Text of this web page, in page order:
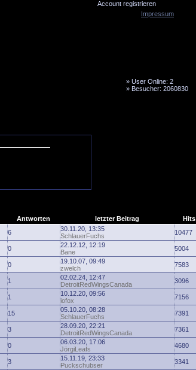
Account registrieren
» User Online: 2
» Besucher: 2060830
Antworten letzter Beitrag
Hits
6
30.11.20, 13:35
SchlauerFuchs
10477
0
22.12.12, 12:19
Bane
5004
0
19.10.07, 09:49
zwelch
7583
1
02.02.24, 12:47
DetroitRedWingsCanada
3096
1
10.12.20, 09:56
iofox
7156
15
05.10.20, 08:28
SchlauerFuchs
7391
3
28.09.20, 22:21
DetroitRedWingsCanada
7361
0
06.03.20, 17:06
JörgiLeafs
4680
3
15.11.19, 23:33
Puckschubser
3341
Impressum